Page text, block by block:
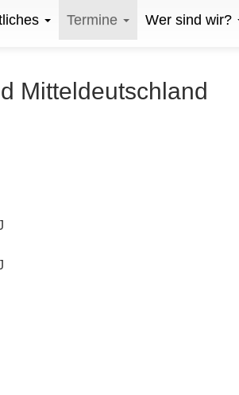
Termine Wer sind wir?
Mitteldeutschland